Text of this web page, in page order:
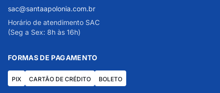
sac@santaapolonia.com.br
Horário de atendimento SAC
(Seg a Sex: 8h às 16h)
FORMAS DE PAGAMENTO
PIX CARTÃO DE CRÉDITO BOLETO